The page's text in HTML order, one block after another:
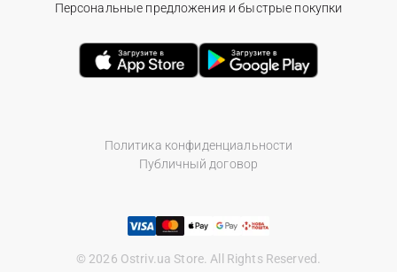
Политика конфиденциальности
Публичный договор
© 2026 Ostriv.ua Store. All Rights Reserved.
Персональные предложения и быстрые покупки